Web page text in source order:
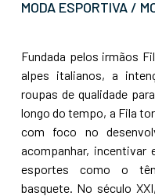
MODA ESPORTIVA /
Fundada pelos irmãos
alpes italianos, a
roupas de qualidade
longo do tempo, a Fila
com foco no
acompanhar, incentivar
esportes como o
basquete. No século